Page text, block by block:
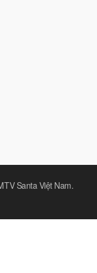
Santa Việt Nam.